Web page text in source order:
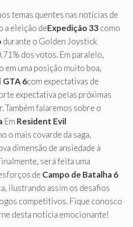
temas quentes nas notícias de
a eleição deExpedição 33como
durante o Golden Joystick
dos votos. Em paralelo,
em uma posição muito boa,
GTA 6com expectativas de
expectativa pelas próximas
Também falaremos sobre o
Em Resident Evil
o mais covarde da saga,
dimensão de ansiedade à
será feita uma
de Campo de Batalha 6
ilustrando assim os desafios
competitivos. Fique conosco
desta notícia emocionante!